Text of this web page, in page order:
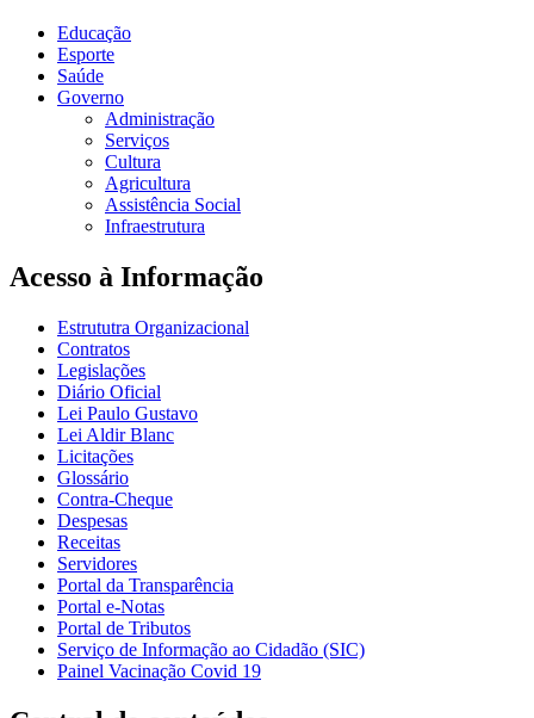
Educação
Esporte
Saúde
Governo
Administração
Serviços
Cultura
Agricultura
Assistência Social
Infraestrutura
Acesso à Informação
Estrututra Organizacional
Contratos
Legislações
Diário Oficial
Lei Paulo Gustavo
Lei Aldir Blanc
Licitações
Glossário
Contra-Cheque
Despesas
Receitas
Servidores
Portal da Transparência
Portal e-Notas
Portal de Tributos
Serviço de Informação ao Cidadão (SIC)
Painel Vacinação Covid 19